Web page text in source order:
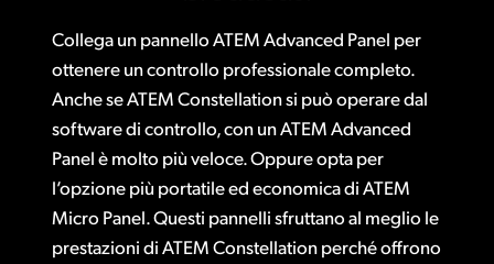
Specifiche
France
Germany
Hong Kong SAR, China
India
Collega un pannello ATEM Advanced Panel per
ottenere un controllo professionale completo.
Anche se ATEM Constellation si può operare dal
software di controllo, con un ATEM Advanced
Panel è molto più veloce. Oppure opta per
l’opzione più portatile ed economica di ATEM
Micro Panel. Questi pannelli sfruttano al meglio le
prestazioni di ATEM Constellation perché offrono